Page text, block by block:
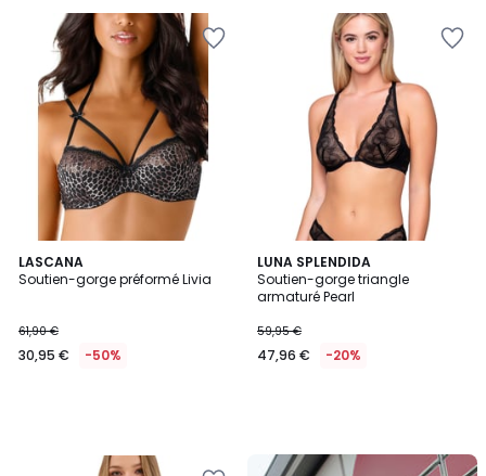
LASCANA
Soutien-gorge préformé Livia
61,90 €
30,95 € -50%
LUNA SPLENDIDA
Soutien-gorge triangle
armaturé Pearl
59,95 €
47,96 € -20%
Nouveau